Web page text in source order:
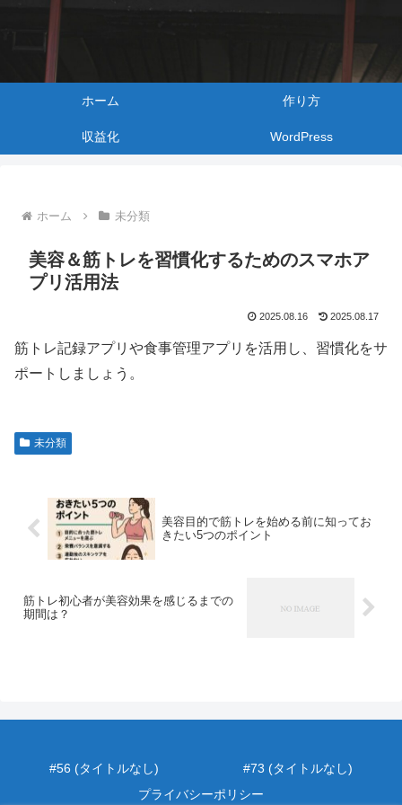
ホーム 作り方
収益化 WordPress
ホーム 未分類
美容＆筋トレを習慣化するためのスマホア
プリ活用法
2025.08.16 2025.08.17
筋トレ記録アプリや食事管理アプリを活用し、習慣化をサ
ポートしましょう。
未分類
美容目的で筋トレを始める前に知ってお
きたい5つのポイント
筋トレ初心者が美容効果を感じるまでの
期間は？
#56 (タイトルなし)
#73 (タイトルなし)
プライバシーポリシー